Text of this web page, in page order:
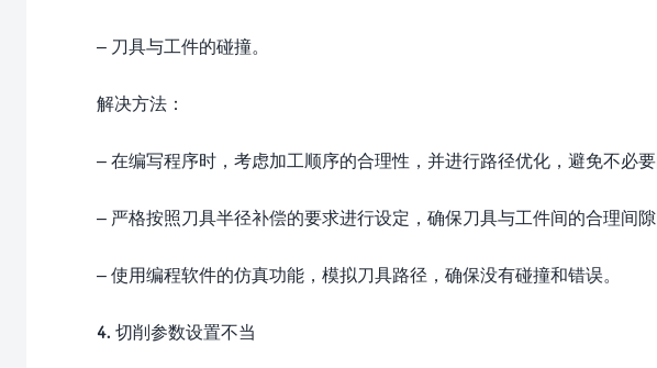
– 刀具与工件的碰撞。
解决方法：
– 在编写程序时，考虑加工顺序的合理性，并进行路径优化，避免不必要
– 严格按照刀具半径补偿的要求进行设定，确保刀具与工件间的合理间隙
– 使用编程软件的仿真功能，模拟刀具路径，确保没有碰撞和错误。
4. 切削参数设置不当